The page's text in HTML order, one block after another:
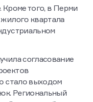
того, в Перми
квартала
согласование
стало выходом
Региональный